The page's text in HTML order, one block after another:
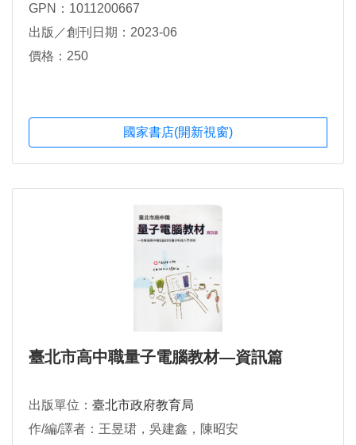
GPN：1011200667
出版／創刊日期：2023-06
價格：250
國家書店(開新視窗)
臺北市高中職量子電腦教材—資訊篇
出版單位： 臺北市政府教育局
作/編/譯者：王昱珺，吳建鑫，陳昭安